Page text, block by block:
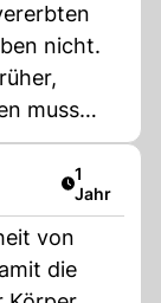
nicht.
muss
Alien
derArtikel
1
Jahr
von
die